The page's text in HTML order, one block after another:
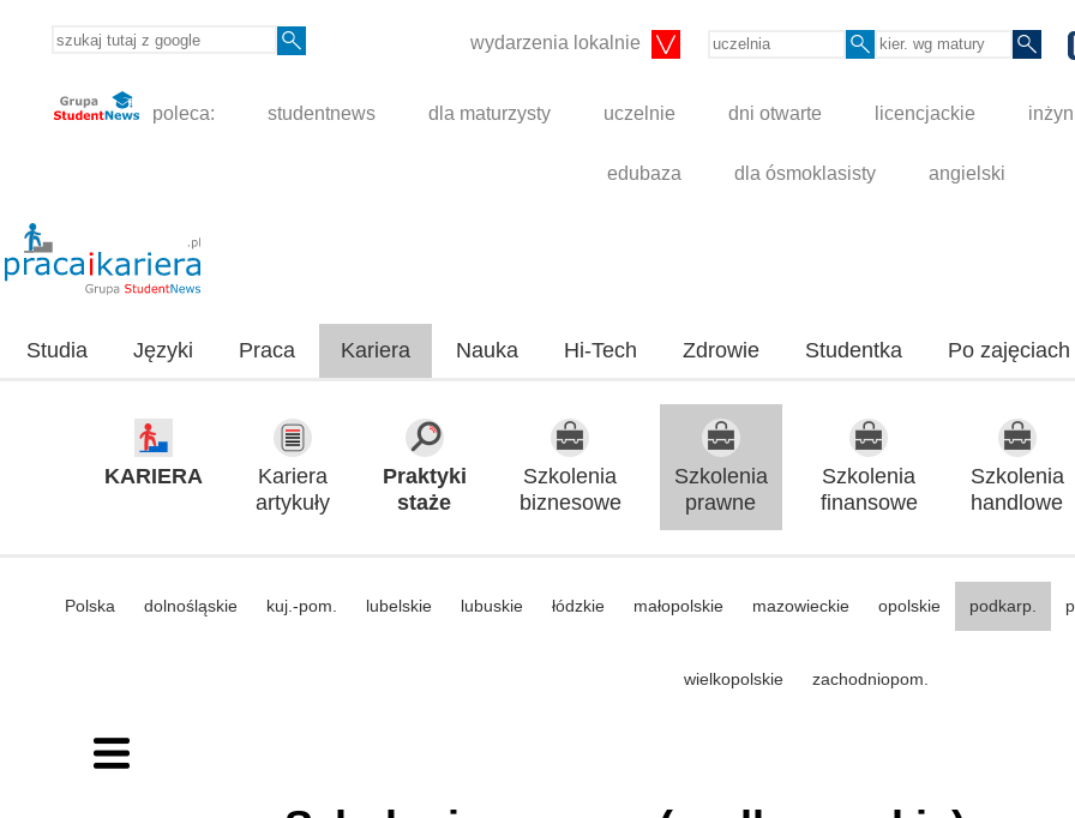
wydarzenia lokalnie
poleca: studentnews dla maturzysty uczelnie dni otwarte licencjackie
edubaza dla ósmoklasisty angielski
Studia Języki Praca Kariera Nauka Hi-Tech Zdrowie Studentka Po zajęciach
KARIERA
Kariera
artykuły
Praktyki
staże
Szkolenia
biznesowe
Szkolenia
prawne
Szkolenia
finansowe
Szkolenia
handlowe
Polska dolnośląskie kuj.-pom. lubelskie lubuskie łódzkie małopolskie mazowieckie opolskie podkarp.
wielkopolskie zachodniopom.